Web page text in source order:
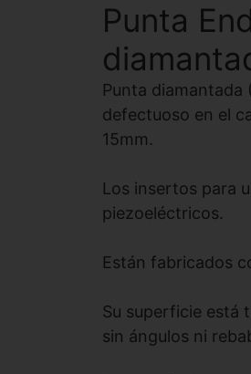
Punta
Punta diamantada
defectuoso en el
15mm.
Los insertos para
piezoeléctricos.
Están fabricados
Su superficie está
sin ángulos ni